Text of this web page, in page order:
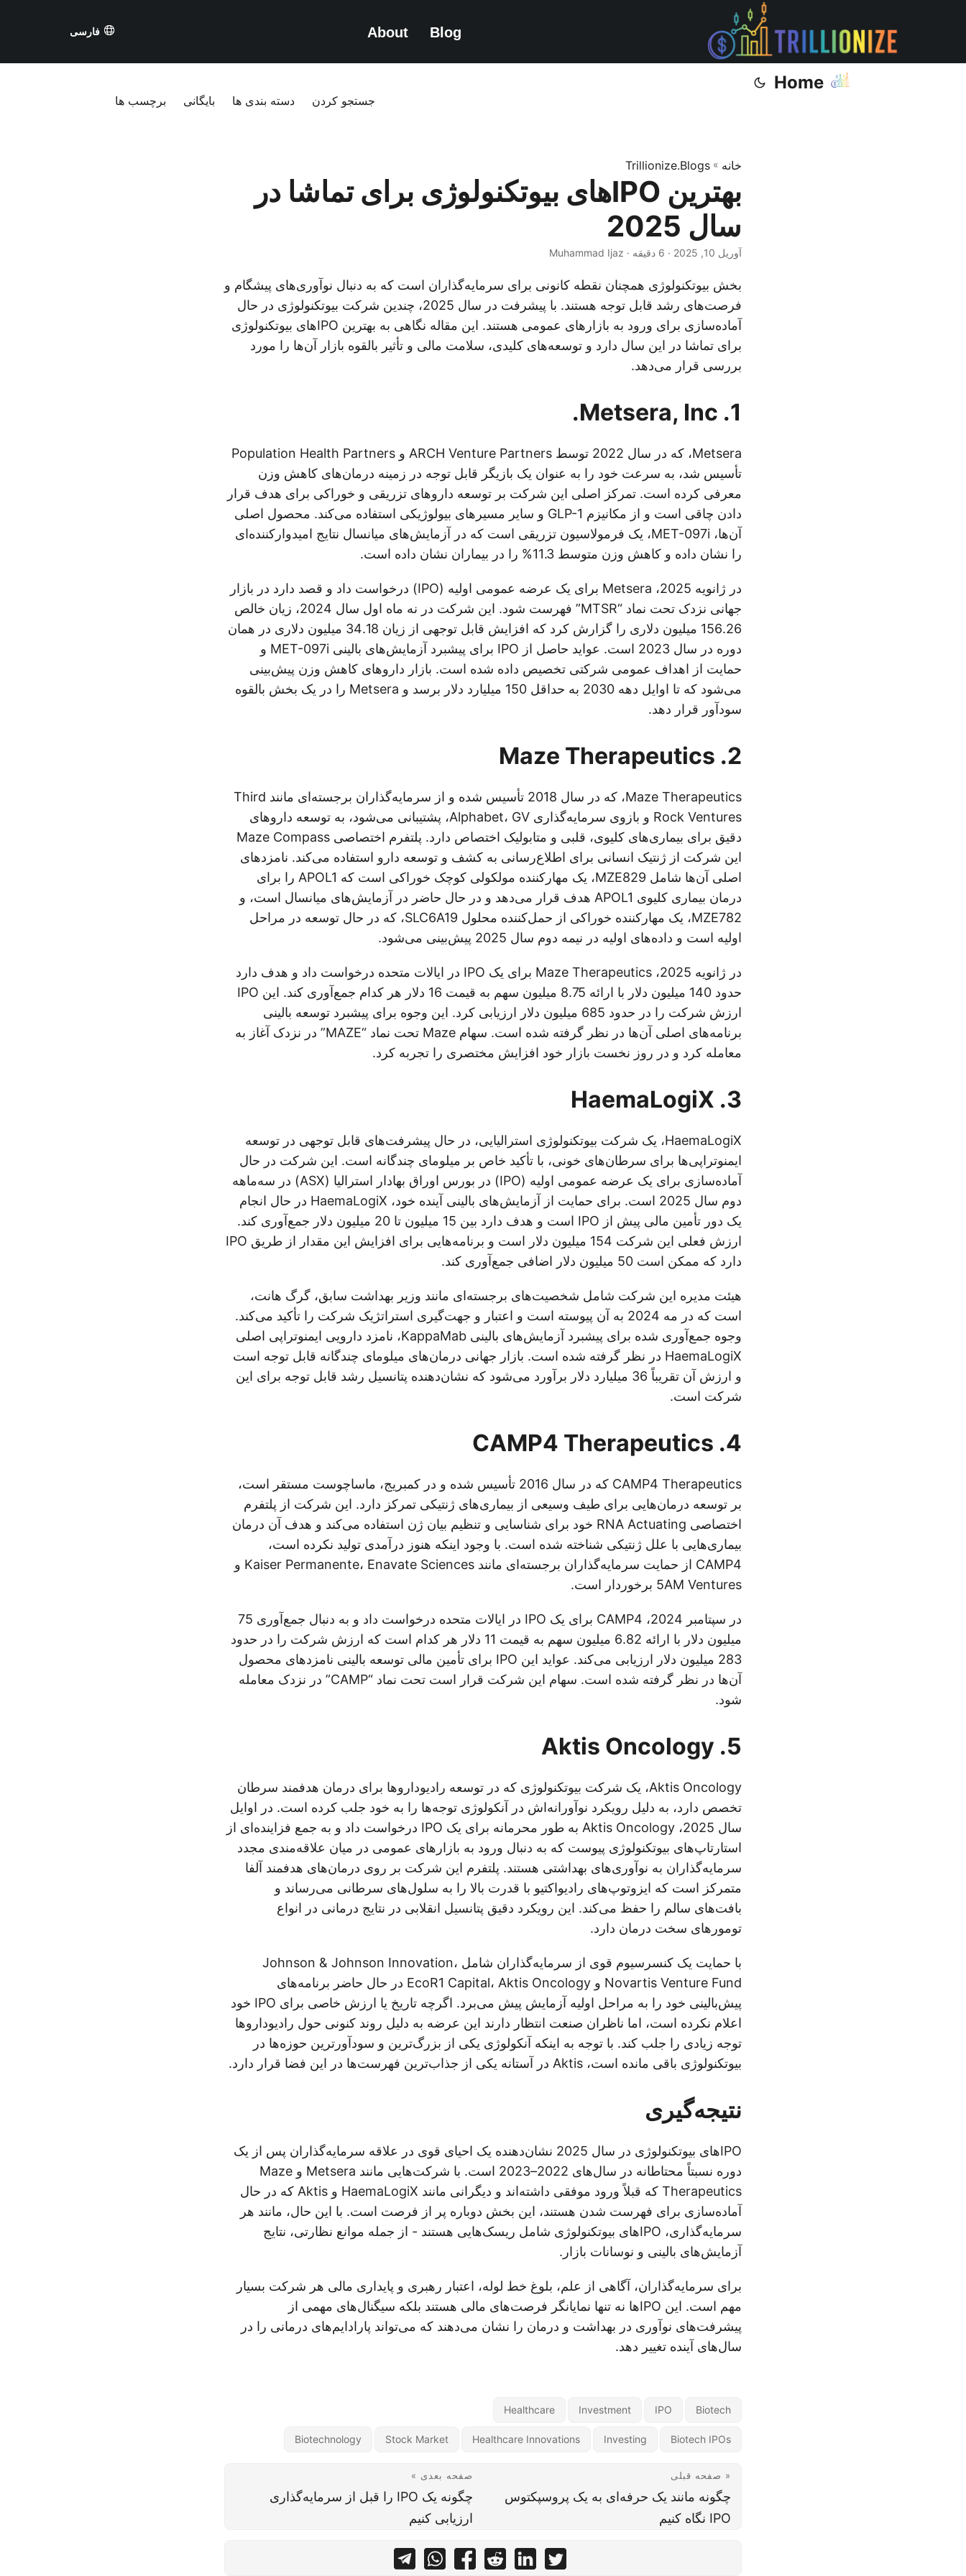
Blog
About فارسی
Home
جستجو کردن دسته بندی ها بایگانی برچسب ها
خانه »
Trillionize.Blogs
بهترین IPOهای بیوتکنولوژی برای تماشا در
سال 2025
آوریل 10, 2025 · 6 دقیقه · Muhammad Ijaz
بخش بیوتکنولوژی همچنان نقطه کانونی برای سرمایه‌گذاران است که به دنبال نوآوری‌های پیشگام و
فرصت‌های رشد قابل توجه هستند. با پیشرفت در سال 2025، چندین شرکت بیوتکنولوژی در حال
آماده‌سازی برای ورود به بازارهای عمومی هستند. این مقاله نگاهی به بهترین IPOهای بیوتکنولوژی
برای تماشا در این سال دارد و توسعه‌های کلیدی، سلامت مالی و تأثیر بالقوه بازار آن‌ها را مورد
بررسی قرار می‌دهد.
1. Metsera, Inc.
Metsera، که در سال 2022 توسط ARCH Venture Partners و Population Health Partners
تأسیس شد، به سرعت خود را به عنوان یک بازیگر قابل توجه در زمینه درمان‌های کاهش وزن
معرفی کرده است. تمرکز اصلی این شرکت بر توسعه داروهای تزریقی و خوراکی برای هدف قرار
دادن چاقی است و از مکانیزم GLP-1 و سایر مسیرهای بیولوژیکی استفاده می‌کند. محصول اصلی
آن‌ها، MET-097i، یک فرمولاسیون تزریقی است که در آزمایش‌های میانسال نتایج امیدوارکننده‌ای
را نشان داده و کاهش وزن متوسط 11.3% را در بیماران نشان داده است.
در ژانویه 2025، Metsera برای یک عرضه عمومی اولیه (IPO) درخواست داد و قصد دارد در بازار
جهانی نزدک تحت نماد “MTSR” فهرست شود. این شرکت در نه ماه اول سال 2024، زیان خالص
156.26 میلیون دلاری را گزارش کرد که افزایش قابل توجهی از زیان 34.18 میلیون دلاری در همان
دوره در سال 2023 است. عواید حاصل از IPO برای پیشبرد آزمایش‌های بالینی MET-097i و
حمایت از اهداف عمومی شرکتی تخصیص داده شده است. بازار داروهای کاهش وزن پیش‌بینی
می‌شود که تا اوایل دهه 2030 به حداقل 150 میلیارد دلار برسد و Metsera را در یک بخش بالقوه
سودآور قرار دهد.
2. Maze Therapeutics
Maze Therapeutics، که در سال 2018 تأسیس شده و از سرمایه‌گذاران برجسته‌ای مانند Third
Rock Ventures و بازوی سرمایه‌گذاری Alphabet، GV، پشتیبانی می‌شود، به توسعه داروهای
دقیق برای بیماری‌های کلیوی، قلبی و متابولیک اختصاص دارد. پلتفرم اختصاصی Maze Compass
این شرکت از ژنتیک انسانی برای اطلاع‌رسانی به کشف و توسعه دارو استفاده می‌کند. نامزدهای
اصلی آن‌ها شامل MZE829، یک مهارکننده مولکولی کوچک خوراکی است که APOL1 را برای
درمان بیماری کلیوی APOL1 هدف قرار می‌دهد و در حال حاضر در آزمایش‌های میانسال است، و
MZE782، یک مهارکننده خوراکی از حمل‌کننده محلول SLC6A19، که در حال توسعه در مراحل
اولیه است و داده‌های اولیه در نیمه دوم سال 2025 پیش‌بینی می‌شود.
در ژانویه 2025، Maze Therapeutics برای یک IPO در ایالات متحده درخواست داد و هدف دارد
حدود 140 میلیون دلار با ارائه 8.75 میلیون سهم به قیمت 16 دلار هر کدام جمع‌آوری کند. این IPO
ارزش شرکت را در حدود 685 میلیون دلار ارزیابی کرد. این وجوه برای پیشبرد توسعه بالینی
برنامه‌های اصلی آن‌ها در نظر گرفته شده است. سهام Maze تحت نماد “MAZE” در نزدک آغاز به
معامله کرد و در روز نخست بازار خود افزایش مختصری را تجربه کرد.
3. HaemaLogiX
HaemaLogiX، یک شرکت بیوتکنولوژی استرالیایی، در حال پیشرفت‌های قابل توجهی در توسعه
ایمنوتراپی‌ها برای سرطان‌های خونی، با تأکید خاص بر میلومای چندگانه است. این شرکت در حال
آماده‌سازی برای یک عرضه عمومی اولیه (IPO) در بورس اوراق بهادار استرالیا (ASX) در سه‌ماهه
دوم سال 2025 است. برای حمایت از آزمایش‌های بالینی آینده خود، HaemaLogiX در حال انجام
یک دور تأمین مالی پیش از IPO است و هدف دارد بین 15 میلیون تا 20 میلیون دلار جمع‌آوری کند.
ارزش فعلی این شرکت 154 میلیون دلار است و برنامه‌هایی برای افزایش این مقدار از طریق IPO
دارد که ممکن است 50 میلیون دلار اضافی جمع‌آوری کند.
هیئت مدیره این شرکت شامل شخصیت‌های برجسته‌ای مانند وزیر بهداشت سابق، گرگ هانت،
است که در مه 2024 به آن پیوسته است و اعتبار و جهت‌گیری استراتژیک شرکت را تأکید می‌کند.
وجوه جمع‌آوری شده برای پیشبرد آزمایش‌های بالینی KappaMab، نامزد دارویی ایمنوتراپی اصلی
HaemaLogiX در نظر گرفته شده است. بازار جهانی درمان‌های میلومای چندگانه قابل توجه است
و ارزش آن تقریباً 36 میلیارد دلار برآورد می‌شود که نشان‌دهنده پتانسیل رشد قابل توجه برای این
شرکت است.
4. CAMP4 Therapeutics
CAMP4 Therapeutics که در سال 2016 تأسیس شده و در کمبریج، ماساچوست مستقر است،
بر توسعه درمان‌هایی برای طیف وسیعی از بیماری‌های ژنتیکی تمرکز دارد. این شرکت از پلتفرم
اختصاصی RNA Actuating خود برای شناسایی و تنظیم بیان ژن استفاده می‌کند و هدف آن درمان
بیماری‌هایی با علل ژنتیکی شناخته شده است. با وجود اینکه هنوز درآمدی تولید نکرده است،
CAMP4 از حمایت سرمایه‌گذاران برجسته‌ای مانند Kaiser Permanente، Enavate Sciences و
5AM Ventures برخوردار است.
در سپتامبر 2024، CAMP4 برای یک IPO در ایالات متحده درخواست داد و به دنبال جمع‌آوری 75
میلیون دلار با ارائه 6.82 میلیون سهم به قیمت 11 دلار هر کدام است که ارزش شرکت را در حدود
283 میلیون دلار ارزیابی می‌کند. عواید این IPO برای تأمین مالی توسعه بالینی نامزدهای محصول
آن‌ها در نظر گرفته شده است. سهام این شرکت قرار است تحت نماد “CAMP” در نزدک معامله
شود.
5. Aktis Oncology
Aktis Oncology، یک شرکت بیوتکنولوژی که در توسعه رادیوداروها برای درمان هدفمند سرطان
تخصص دارد، به دلیل رویکرد نوآورانه‌اش در آنکولوژی توجه‌ها را به خود جلب کرده است. در اوایل
سال 2025، Aktis Oncology به طور محرمانه برای یک IPO درخواست داد و به جمع فزاینده‌ای از
استارتاپ‌های بیوتکنولوژی پیوست که به دنبال ورود به بازارهای عمومی در میان علاقه‌مندی مجدد
سرمایه‌گذاران به نوآوری‌های بهداشتی هستند. پلتفرم این شرکت بر روی درمان‌های هدفمند آلفا
متمرکز است که ایزوتوپ‌های رادیواکتیو با قدرت بالا را به سلول‌های سرطانی می‌رساند و
بافت‌های سالم را حفظ می‌کند. این رویکرد دقیق پتانسیل انقلابی در نتایج درمانی در انواع
تومورهای سخت درمان دارد.
با حمایت یک کنسرسیوم قوی از سرمایه‌گذاران شامل Johnson & Johnson Innovation،
Novartis Venture Fund و EcoR1 Capital، Aktis Oncology در حال حاضر برنامه‌های
پیش‌بالینی خود را به مراحل اولیه آزمایش پیش می‌برد. اگرچه تاریخ یا ارزش خاصی برای IPO خود
اعلام نکرده است، اما ناظران صنعت انتظار دارند این عرضه به دلیل روند کنونی حول رادیوداروها
توجه زیادی را جلب کند. با توجه به اینکه آنکولوژی یکی از بزرگ‌ترین و سودآورترین حوزه‌ها در
بیوتکنولوژی باقی مانده است، Aktis در آستانه یکی از جذاب‌ترین فهرست‌ها در این فضا قرار دارد.
نتیجه‌گیری
IPOهای بیوتکنولوژی در سال 2025 نشان‌دهنده یک احیای قوی در علاقه سرمایه‌گذاران پس از یک
دوره نسبتاً محتاطانه در سال‌های 2022–2023 است. با شرکت‌هایی مانند Metsera و Maze
Therapeutics که قبلاً ورود موفقی داشته‌اند و دیگرانی مانند HaemaLogiX و Aktis که در حال
آماده‌سازی برای فهرست شدن هستند، این بخش دوباره پر از فرصت است. با این حال، مانند هر
سرمایه‌گذاری، IPOهای بیوتکنولوژی شامل ریسک‌هایی هستند - از جمله موانع نظارتی، نتایج
آزمایش‌های بالینی و نوسانات بازار.
برای سرمایه‌گذاران، آگاهی از علم، بلوغ خط لوله، اعتبار رهبری و پایداری مالی هر شرکت بسیار
مهم است. این IPOها نه تنها نمایانگر فرصت‌های مالی هستند بلکه سیگنال‌های مهمی از
پیشرفت‌های نوآوری در بهداشت و درمان را نشان می‌دهند که می‌تواند پارادایم‌های درمانی را در
سال‌های آینده تغییر دهد.
Biotech
IPO
Investment
Healthcare
Biotech IPOs
Investing
Healthcare Innovations
Stock Market
Biotechnology
« صفحه قبلی
چگونه مانند یک حرفه‌ای به یک پروسپکتوس
IPO نگاه کنیم
صفحه بعدی »
چگونه یک IPO را قبل از سرمایه‌گذاری
ارزیابی کنیم